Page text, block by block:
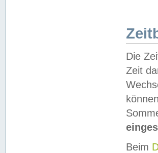
Die
Zeit
Beim